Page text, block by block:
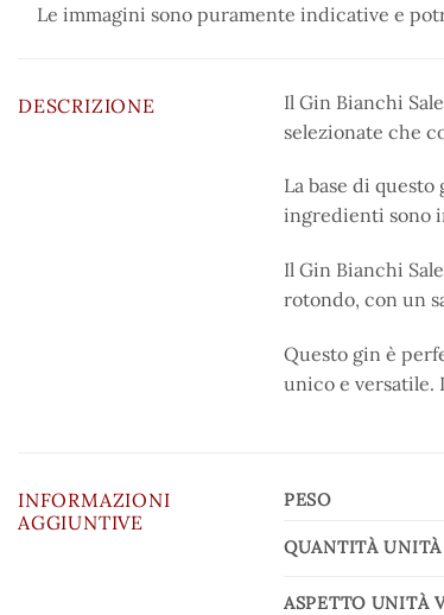
Le immagini sono puramente indicative e
DESCRIZIONE
Il Gin Bianchi
selezionate che
La base di
ingredienti sono
Il Gin Bianchi
rotondo, con un
Questo gin è
unico e versatile.
INFORMAZIONI
AGGIUNTIVE
PESO
QUANTITÀ
ASPETTO UNITÀ